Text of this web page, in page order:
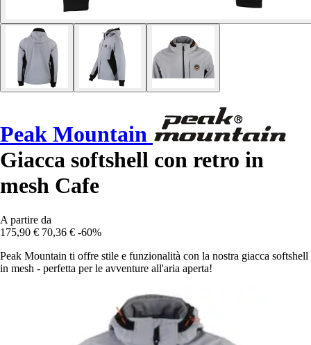
Peak Mountain
Giacca softshell con retro in
mesh Cafe
A partire da
175,90 € 70,36 € -60%
Peak Mountain ti offre stile e funzionalità con la nostra giacca softshell
in mesh - perfetta per le avventure all'aria aperta!